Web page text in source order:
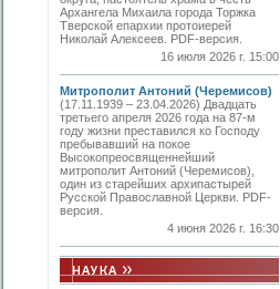
Архангела Михаила города Торжка
Тверской епархии протоиерей
Николай Алексеев. PDF-версия.
16 июля 2026 г. 15:00
Митрополит Антоний (Черемисов)
(17.11.1939 – 23.04.2026) Двадцать
третьего апреля 2026 года на 87-м
году жизни преставился ко Господу
пребывавший на покое
Высокопреосвященнейший
митрополит Антоний (Черемисов),
один из старейших архипастырей
Русской Православной Церкви. PDF-
версия.
4 июня 2026 г. 16:30